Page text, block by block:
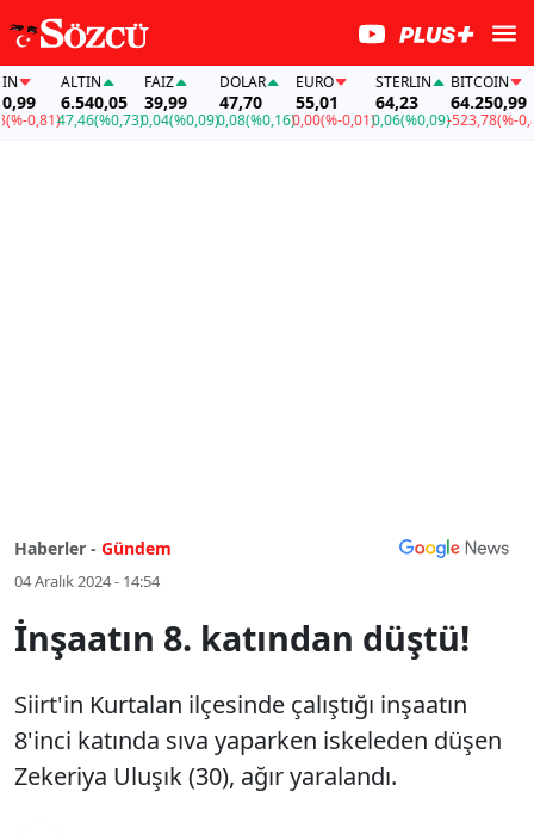
0,81)
ALTIN
6.540,05
47,46(%0,73)
FAİZ
39,99
0,04(%0,09)
DOLAR
47,70
0,08(%0,16)
EURO
55,01
0,00(%-0,01)
STERLIN
64,23
0,06(%0,09)
BITCOIN
64.250,99
-523,78(%-
Haberler - Gündem
04 Aralık 2024 - 14:54
İnşaatın 8. katından düştü!
Siirt'in Kurtalan ilçesinde çalıştığı inşaatın
8'inci katında sıva yaparken iskeleden düşen
Zekeriya Uluşık (30), ağır yaralandı.